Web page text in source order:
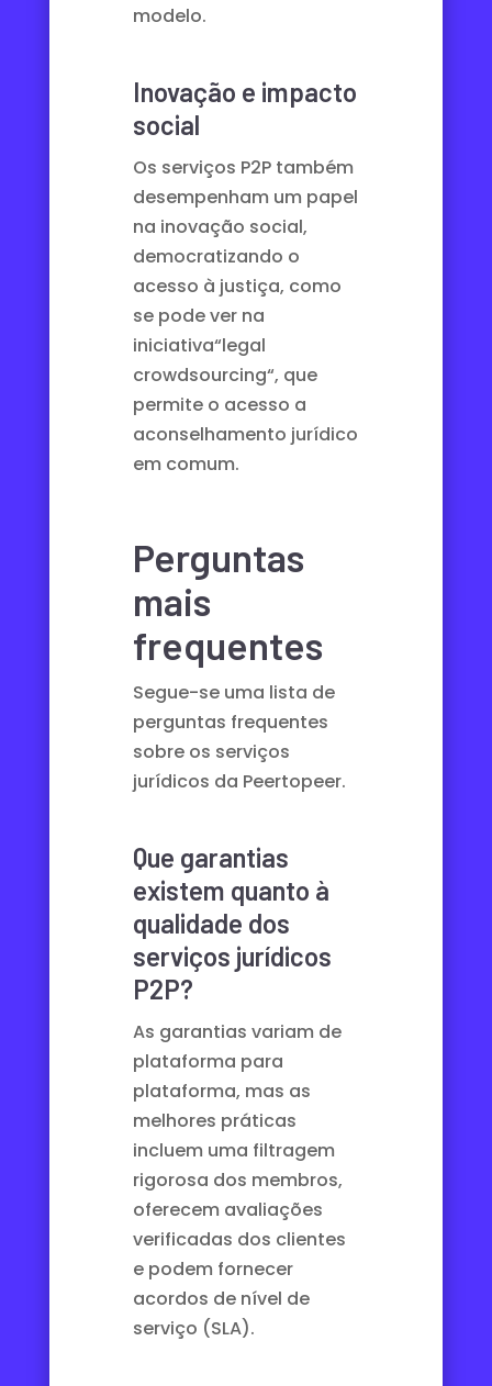
modelo.
Inovação e impacto
social
Os serviços P2P também
desempenham um papel
na inovação social,
democratizando o
acesso à justiça, como
se pode ver na
iniciativa“legal
crowdsourcing“, que
permite o acesso a
aconselhamento jurídico
em comum.
Perguntas
mais
frequentes
Segue-se uma lista de
perguntas frequentes
sobre os serviços
jurídicos da Peertopeer.
Que garantias
existem quanto à
qualidade dos
serviços jurídicos
P2P?
As garantias variam de
plataforma para
plataforma, mas as
melhores práticas
incluem uma filtragem
rigorosa dos membros,
oferecem avaliações
verificadas dos clientes
e podem fornecer
acordos de nível de
serviço (SLA).